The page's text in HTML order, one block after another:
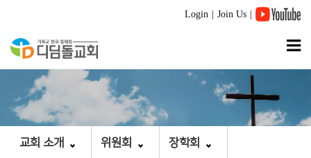
Login | Join Us |
교회 소개 위원회 장학회